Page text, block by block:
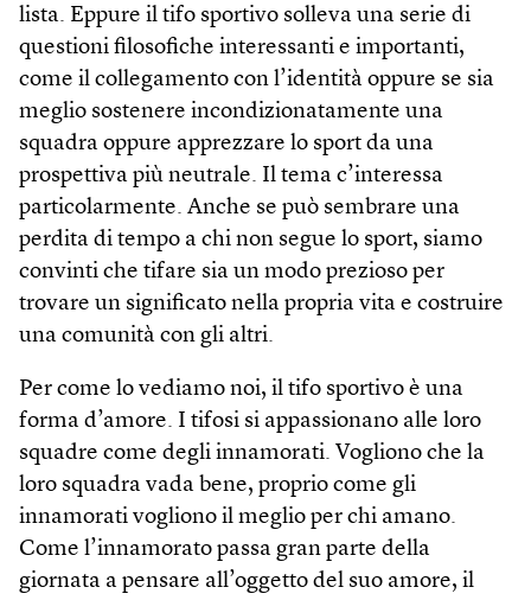
lista. Eppure il tifo sportivo solleva una serie di
questioni filosofiche interessanti e importanti,
come il collegamento con l’identità oppure se sia
meglio sostenere incondizionatamente una
squadra oppure apprezzare lo sport da una
prospettiva più neutrale. Il tema c’interessa
particolarmente. Anche se può sembrare una
perdita di tempo a chi non segue lo sport, siamo
convinti che tifare sia un modo prezioso per
trovare un significato nella propria vita e costruire
una comunità con gli altri.
Per come lo vediamo noi, il tifo sportivo è una
forma d’amore. I tifosi si appassionano alle loro
squadre come degli innamorati. Vogliono che la
loro squadra vada bene, proprio come gli
innamorati vogliono il meglio per chi amano.
Come l’innamorato passa gran parte della
giornata a pensare all’oggetto del suo amore, il